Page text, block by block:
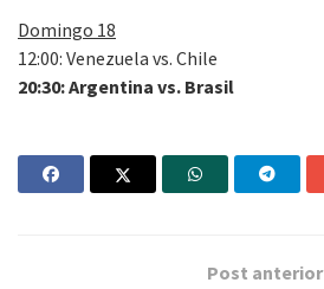
Domingo 18
12:00: Venezuela vs. Chile
20:30: Argentina vs. Brasil
Post anterior